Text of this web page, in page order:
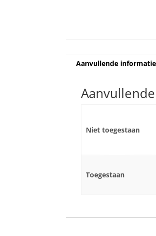
Aanvullende informatie
Niet toegestaan
Toegestaan